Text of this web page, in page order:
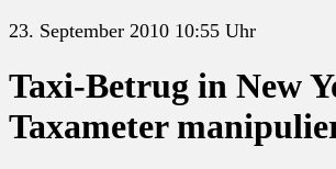
23. September 2010 10:55 Uhr
Taxi-Betrug in New
Taxameter